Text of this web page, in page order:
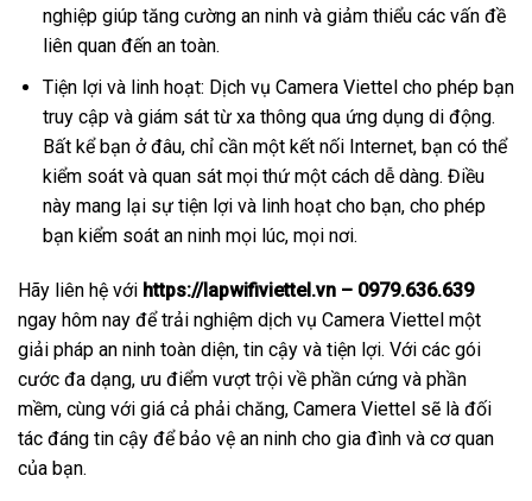
nghiệp giúp tăng cường an ninh và giảm thiểu các vấn đề
liên quan đến an toàn.
Tiện lợi và linh hoạt: Dịch vụ Camera Viettel cho phép bạn
truy cập và giám sát từ xa thông qua ứng dụng di động.
Bất kể bạn ở đâu, chỉ cần một kết nối Internet, bạn có thể
kiểm soát và quan sát mọi thứ một cách dễ dàng. Điều
này mang lại sự tiện lợi và linh hoạt cho bạn, cho phép
bạn kiểm soát an ninh mọi lúc, mọi nơi.
Hãy liên hệ với https://lapwifiviettel.vn – 0979.636.639
ngay hôm nay để trải nghiệm dịch vụ Camera Viettel một
giải pháp an ninh toàn diện, tin cậy và tiện lợi. Với các gói
cước đa dạng, ưu điểm vượt trội về phần cứng và phần
mềm, cùng với giá cả phải chăng, Camera Viettel sẽ là đối
tác đáng tin cậy để bảo vệ an ninh cho gia đình và cơ quan
của bạn.